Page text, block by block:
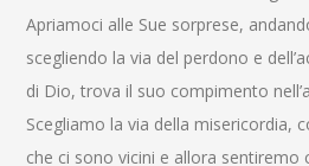
Apriamoci alle Sue sorprese,
scegliendo la via del perdono e
di Dio, trova il suo compimento
Scegliamo la via della misericordia,
che ci sono vicini e allora sentiremo